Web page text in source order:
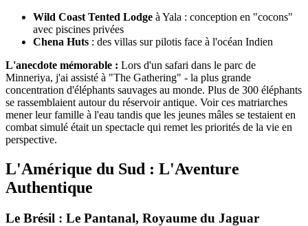
Wild Coast Tented Lodge à Yala : conception en "cocons"
avec piscines privées
Chena Huts : des villas sur pilotis face à l'océan Indien
L'anecdote mémorable : Lors d'un safari dans le parc de
Minneriya, j'ai assisté à "The Gathering" - la plus grande
concentration d'éléphants sauvages au monde. Plus de 300 éléphants
se rassemblaient autour du réservoir antique. Voir ces matriarches
mener leur famille à l'eau tandis que les jeunes mâles se testaient en
combat simulé était un spectacle qui remet les priorités de la vie en
perspective.
L'Amérique du Sud : L'Aventure
Authentique
Le Brésil : Le Pantanal, Royaume du Jaguar